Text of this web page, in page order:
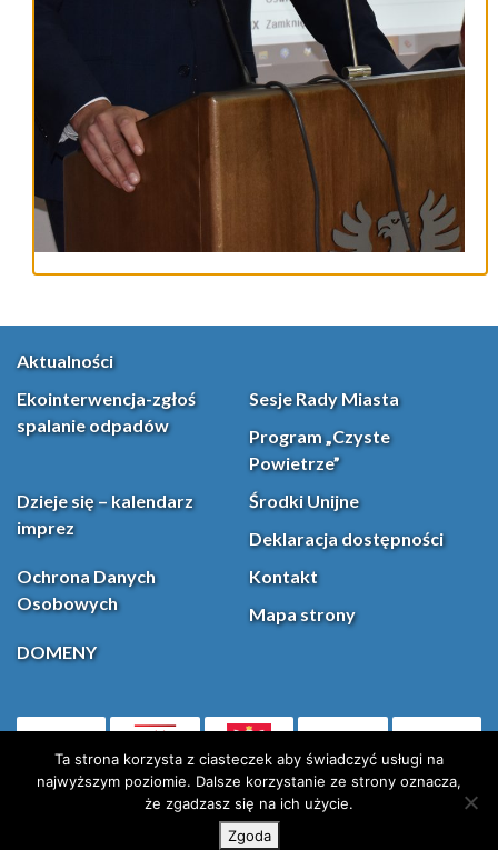
Aktualności
Ekointerwencja-zgłoś
spalanie odpadów
Sesje Rady Miasta
Program „Czyste
Powietrze”
Dzieje się – kalendarz
imprez
Środki Unijne
Deklaracja dostępności
Ochrona Danych
Osobowych
Kontakt
Mapa strony
DOMENY
(otwiera się w nowej karcie)Facebook
X (Twitter)
Ta strona korzysta z ciasteczek aby świadczyć usługi na
najwyższym poziomie. Dalsze korzystanie ze strony oznacza,
że zgadzasz się na ich użycie.
Zgoda